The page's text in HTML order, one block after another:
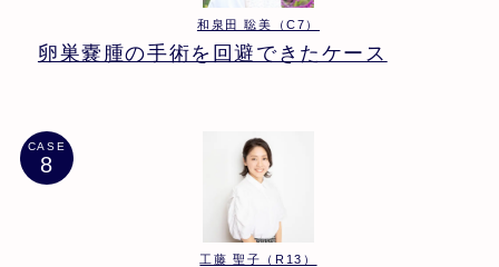
和泉田 聡美（C7）
卵巣嚢腫の手術を回避できたケース
CASE
工藤 聖子（R13）